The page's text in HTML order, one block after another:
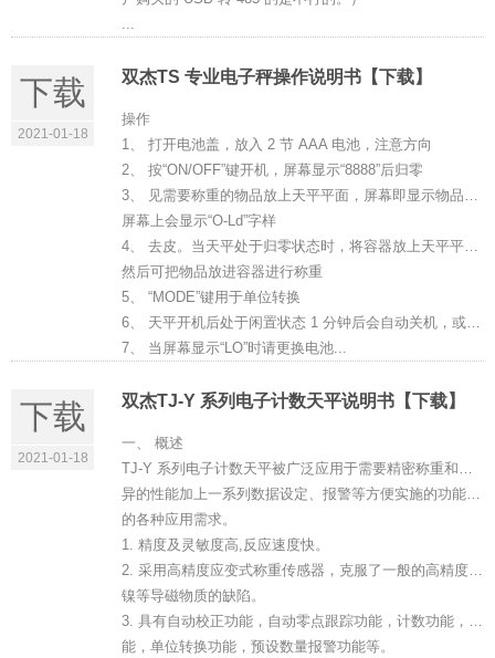
...
下载
2021-01-18
双杰TS 专业电子秤操作说明书【下载】
操作
1、 打开电池盖，放入 2 节 AAA 电池，注意方向
2、 按“ON/OFF”键开机，屏幕显示“8888”后归零
3、 见需要称重的物品放上天平平面，屏幕即显示物品重量，当重量超多最大称量时，
屏幕上会显示“O-Ld”字样
4、 去皮。当天平处于归零状态时，将容器放上天平平面，按下“Z/T”键，再次归零，
然后可把物品放进容器进行称重
5、 “MODE”键用于单位转换
6、 天平开机后处于闲置状态 1 分钟后会自动关机，或者按“ON/OFF”键关机
7、 当屏幕显示“LO”时请更换电池...
下载
2021-01-18
双杰TJ-Y 系列电子计数天平说明书【下载】
一、 概述
TJ-Y 系列电子计数天平被广泛应用于需要精密称重和计数的场合,仪器自身优
异的性能加上一系列数据设定、报警等方便实施的功能，将会最大程度地满足用户
的各种应用需求。
1. 精度及灵敏度高,反应速度快。
2. 采用高精度应变式称重传感器，克服了一般的高精度电磁式电子衡器不能称量铁、
镍等导磁物质的缺陷。
3. 具有自动校正功能，自动零点跟踪功能，计数功能，累计功能，去皮和预去皮功
能，单位转换功能，预设数量报警功能等。